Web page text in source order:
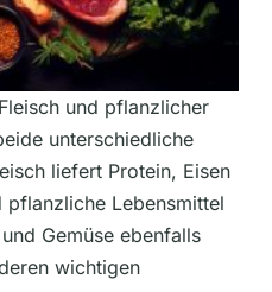
und pflanzlicher
unterschiedliche
liefert Protein, Eisen
pflanzliche Lebensmittel
Gemüse ebenfalls
wichtigen